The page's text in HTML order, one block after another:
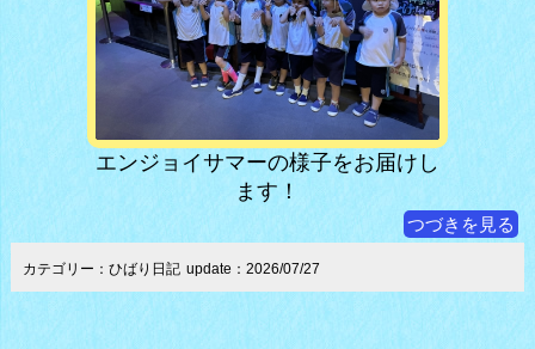
エンジョイサマーの様子をお届けし
ます！
つづきを見る
カテゴリー：ひばり日記 update：2026/07/27